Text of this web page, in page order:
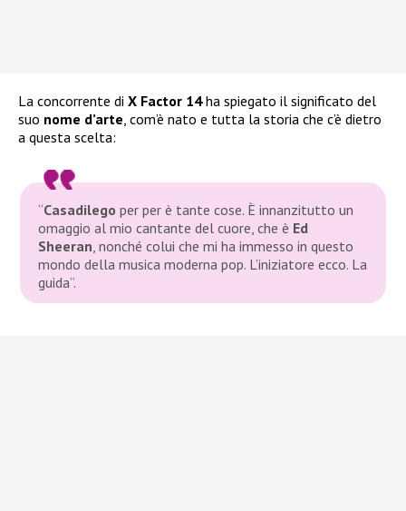
La concorrente di X Factor 14ha spiegato il significato del
suo nome d’arte, com’è nato e tutta la storia che c’è dietro
a questa scelta:
“Casadilegoper per è tante cose. È innanzitutto un
omaggio al mio cantante del cuore, che è Ed
Sheeran , nonché colui che mi ha immesso in questo
mondo della musica moderna pop. L’iniziatore ecco. La
guida”.